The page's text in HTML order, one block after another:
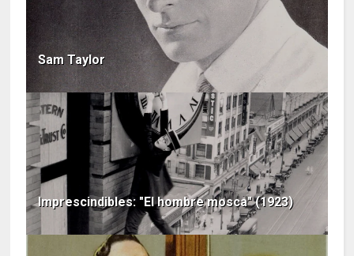
Sam Taylor
Imprescindibles: "El hombre mosca" (1923)